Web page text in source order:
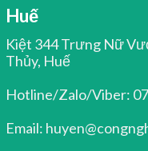
Huế
Kiệt 344 Trưng Nữ
Thủy, Huế
Hotline/Zalo/Viber:
Email: